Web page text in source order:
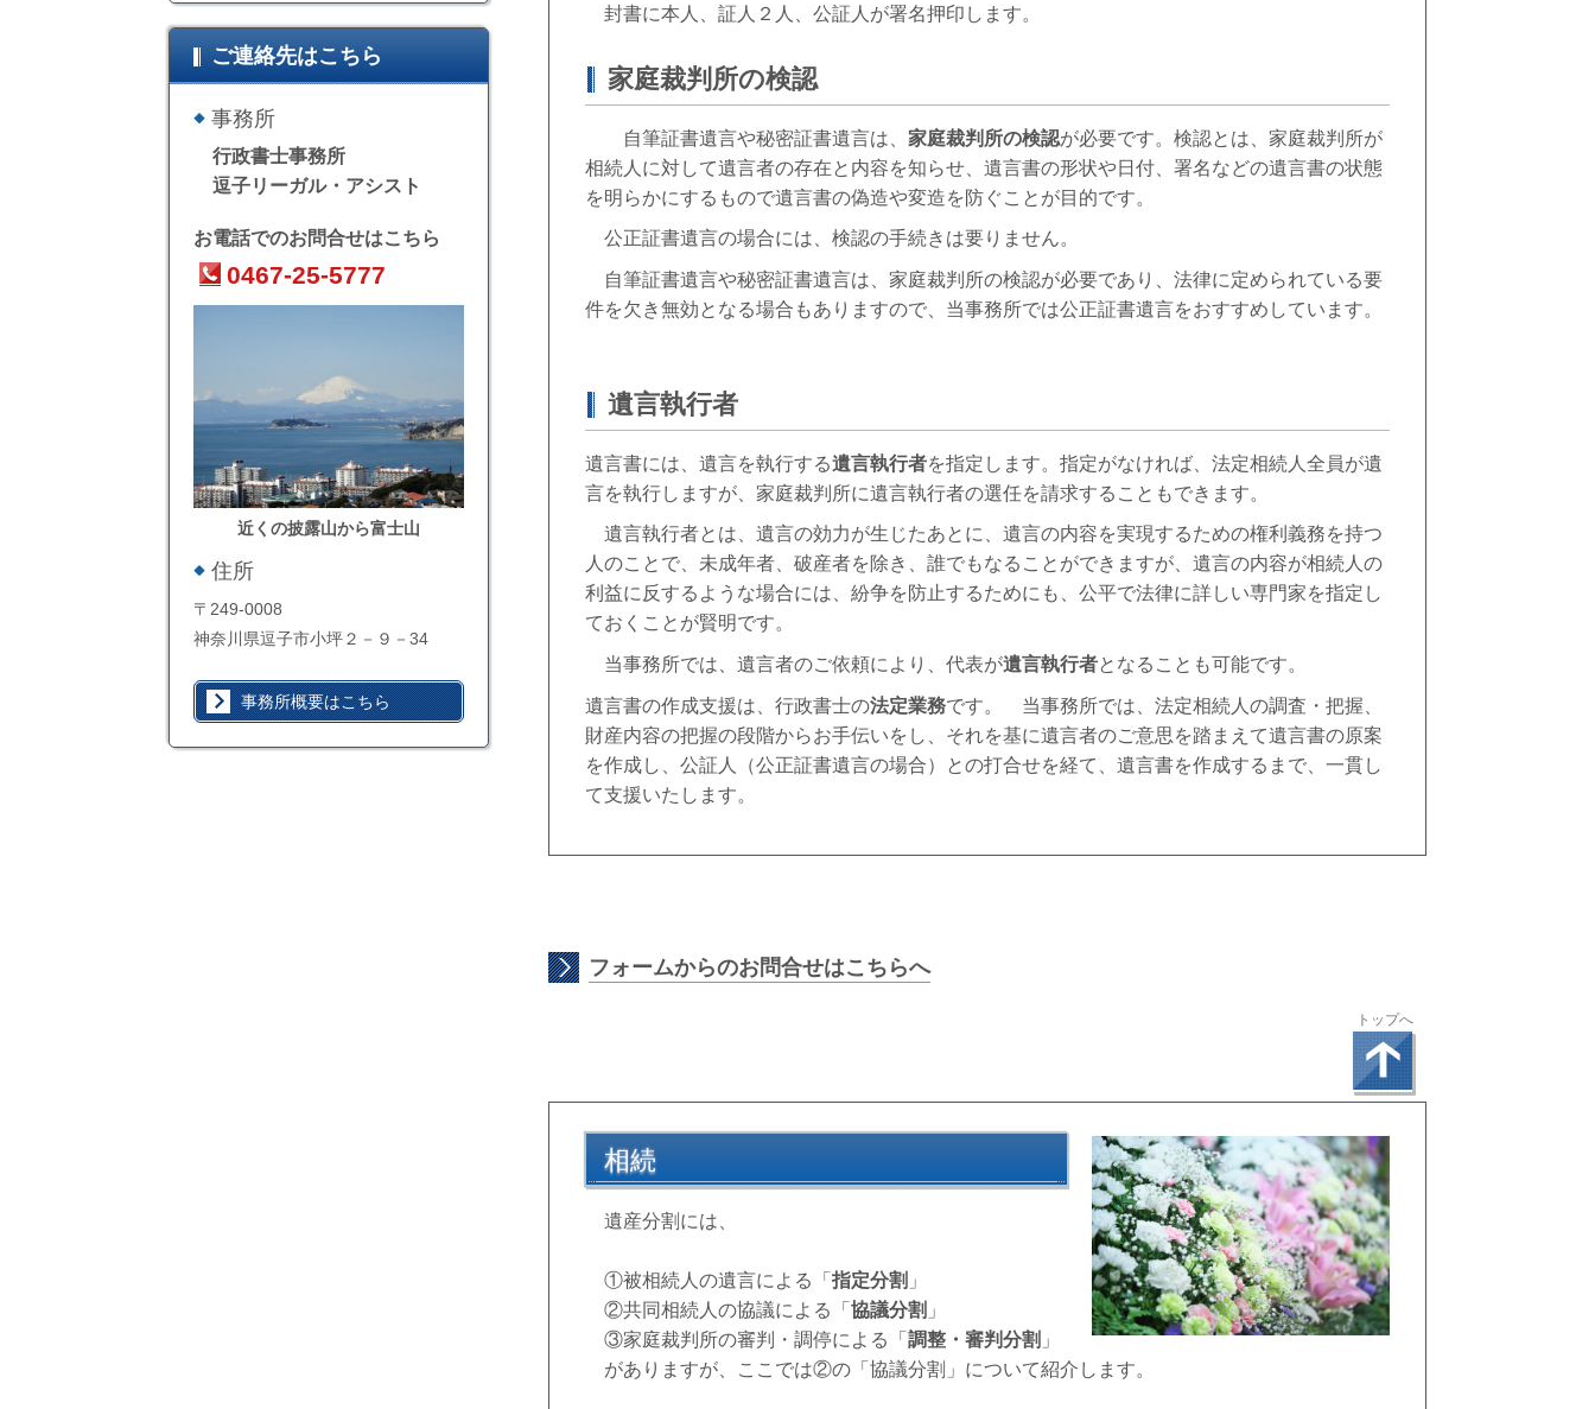
封書に本人、証人２人、公証人が署名押印します。
家庭裁判所の検認
自筆証書遺言や秘密証書遺言は、 家庭裁判所の検認が必要です。検認とは、家庭裁判所が
相続人に対して遺言者の存在と内容を知らせ、遺言書の形状や日付、署名などの遺言書の状態
を明らかにするもので遺言書の偽造や変造を防ぐことが目的です。
公正証書遺言の場合には、検認の手続きは要りません。
自筆証書遺言や秘密証書遺言は、家庭裁判所の検認が必要であり、法律に定められている要
件を欠き無効となる場合もありますので、当事務所では公正証書遺言をおすすめしています。
遺言執行者
遺言書には、遺言を執行する遺言執行者を指定します。指定がなければ、法定相続人全員が遺
言を執行しますが、家庭裁判所に遺言執行者の選任を請求することもできます。
遺言執行者とは、遺言の効力が生じたあとに、遺言の内容を実現するための権利義務を持つ
人のことで、未成年者、破産者を除き、誰でもなることができますが、遺言の内容が相続人の
利益に反するような場合には、紛争を防止するためにも、公平で法律に詳しい専門家を指定し
ておくことが賢明です。
当事務所では、遺言者のご依頼により、代表が遺言執行者となることも可能です。
遺言書の作成支援は、行政書士の法定業務です。 当事務所では、法定相続人の調査・把握、
財産内容の把握の段階からお手伝いをし、それを基に遺言者のご意思を踏まえて遺言書の原案
を作成し、公証人（公正証書遺言の場合）との打合せを経て、遺言書を作成するまで、一貫し
て支援いたします。
フォームからのお問合せはこちらへ
トップへ
相続
遺産分割には、
①被相続人の遺言による「 指定分割 」
②共同相続人の協議による「 協議分割 」
③家庭裁判所の審判・調停による「 調整・審判分割 」
がありますが、ここでは②の「協議分割」について紹介します。
ご連絡先はこちら
事務所
行政書士事務所
逗子リーガル・アシスト
お電話でのお問合せはこちら
0467-25-5777
近くの披露山から富士山
住所
〒249-0008
神奈川県逗子市小坪２－９－34
事務所概要はこちら